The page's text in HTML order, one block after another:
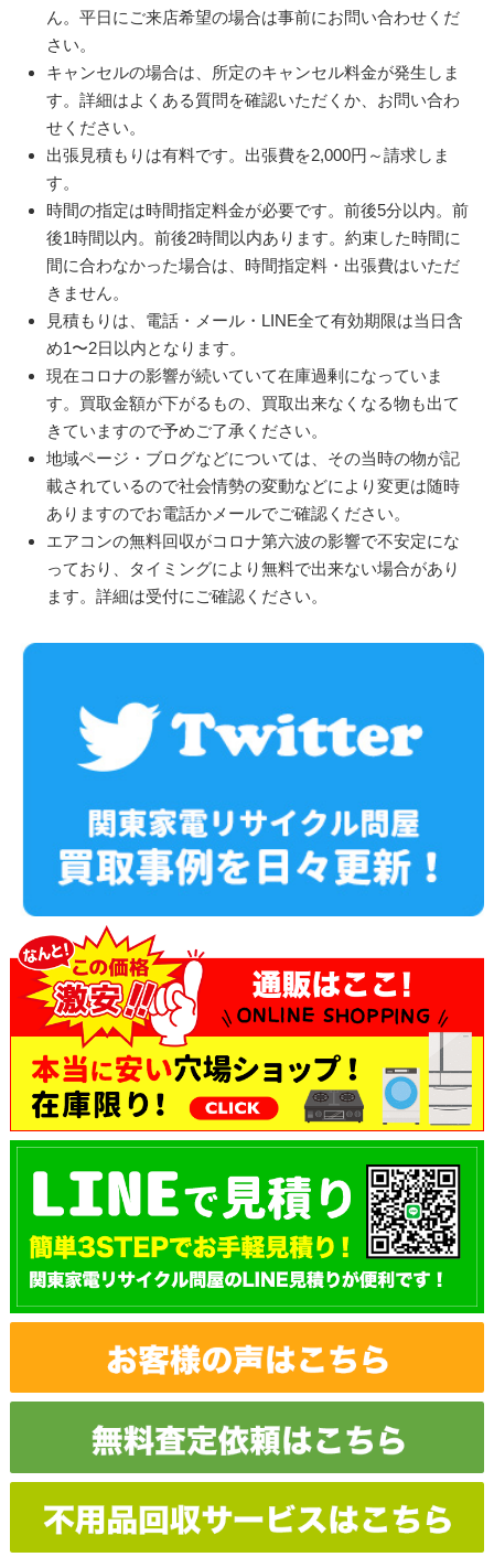
ん。平日にご来店希望の場合は事前にお問い合わせくだ
さい。
キャンセルの場合は、所定のキャンセル料金が発生しま
す。詳細はよくある質問を確認いただくか、お問い合わ
せください。
出張見積もりは有料です。出張費を2,000円～請求しま
す。
時間の指定は時間指定料金が必要です。前後5分以内。前
後1時間以内。前後2時間以内あります。約束した時間に
間に合わなかった場合は、時間指定料・出張費はいただ
きません。
見積もりは、電話・メール・LINE全て有効期限は当日含
め1〜2日以内となります。
現在コロナの影響が続いていて在庫過剰になっていま
す。買取金額が下がるもの、買取出来なくなる物も出て
きていますので予めご了承ください。
地域ページ・ブログなどについては、その当時の物が記
載されているので社会情勢の変動などにより変更は随時
ありますのでお電話かメールでご確認ください。
エアコンの無料回収がコロナ第六波の影響で不安定にな
っており、タイミングにより無料で出来ない場合があり
ます。詳細は受付にご確認ください。